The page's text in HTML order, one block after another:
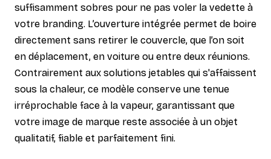
suffisamment sobres pour ne pas voler la vedette à
votre branding. L’ouverture intégrée permet de boire
directement sans retirer le couvercle, que l’on soit
en déplacement, en voiture ou entre deux réunions.
Contrairement aux solutions jetables qui s'affaissent
sous la chaleur, ce modèle conserve une tenue
irréprochable face à la vapeur, garantissant que
votre image de marque reste associée à un objet
qualitatif, fiable et parfaitement fini.